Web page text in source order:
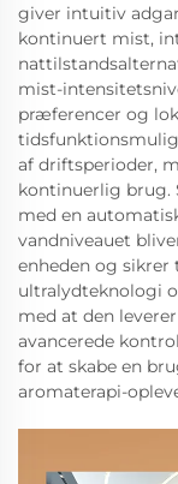
giver intuitiv
kontinuert mist,
mist-
præferencer og
af driftsperioder,
kontinuerlig brug.
med en
vandniveauet
enheden og
ultralydteknologi
med at den
avancerede
for at skabe en
aromaterapi-